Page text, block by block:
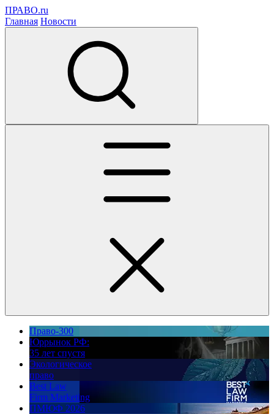
ПРАВО.ru
Главная Новости
Право-300
Юррынок РФ:
35 лет спустя
Экологическое
право
Best Law
Firm Marketing
ПМЮФ 2026